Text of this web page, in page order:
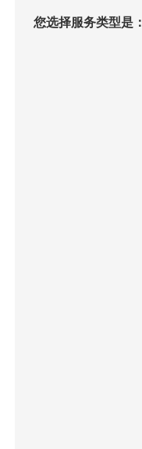
您选择服务类型是：